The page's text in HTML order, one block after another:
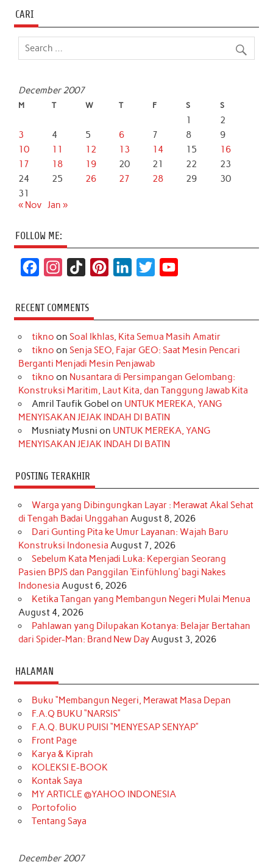
CARI
December 2007
M T W T F S S
1
2
3
4 5 6 7 8
9
10
11 12 13 14 15
16
17
18 19 20 21 22
23
24
25 26 27 28 29
30
31
« Nov Jan »
FOLLOW ME:
c
e
b
o
k
s
t
a
r
a
m
k
T
o
k
t
e
r
e
s
t
k
e
d
I
n
t
t
r
T
u
e
RECENT COMMENTS
tikno on Soal Ikhlas, Kita Semua Masih Amatir
tikno on Senja SEO, Fajar GEO: Saat Mesin Pencari
Berganti Menjadi Mesin Penjawab
tikno on Nusantara di Persimpangan Gelombang:
Konstruksi Maritim, Laut Kita, dan Tanggung Jawab Kita
Amril Taufik Gobel on UNTUK MEREKA, YANG
MENYISAKAN JEJAK INDAH DI BATIN
Musniaty Musni on UNTUK MEREKA, YANG
MENYISAKAN JEJAK INDAH DI BATIN
POSTING TERAKHIR
Warga yang Dibingungkan Layar : Merawat Akal Sehat
di Tengah Badai Unggahan August 8, 2026
Dari Gunting Pita ke Umur Layanan: Wajah Baru
Konstruksi Indonesia August 7, 2026
Sebelum Kata Menjadi Luka: Kepergian Seorang
Pasien BPJS dan Panggilan ‘Einfühlung’ bagi Nakes
Indonesia August 6, 2026
Ketika Tangan yang Membangun Negeri Mulai Menua
August 4, 2026
Pahlawan yang Dilupakan Kotanya: Belajar Bertahan
dari Spider-Man: Brand New DayAugust 3, 2026
HALAMAN
Buku “Membangun Negeri, Merawat Masa Depan
F.A.Q BUKU “NARSIS”
F.A.Q. BUKU PUISI “MENYESAP SENYAP”
Front Page
Karya & Kiprah
KOLEKSI E-BOOK
Kontak Saya
MY ARTICLE @YAHOO INDONESIA
Portofolio
Tentang Saya
December 2007